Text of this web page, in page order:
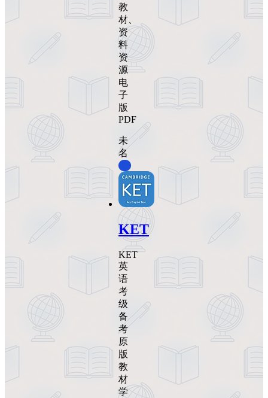
教
材、
资
料
资
源
电
子
版
PDF
未
名
KET
KET
英
语
考
级
备
考
原
版
教
材
学